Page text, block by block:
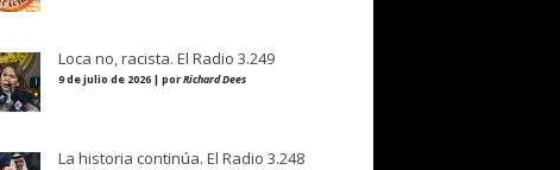
Loca no, racista. El Radio 3.249
9 de julio de 2026 | porRichard Dees
La historia continúa. El Radio 3.248